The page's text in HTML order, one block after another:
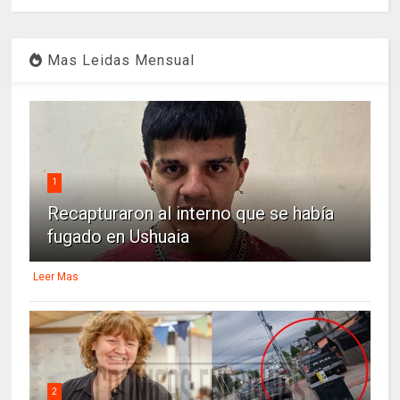
Mas Leidas Mensual
1
Recapturaron al interno que se había
fugado en Ushuaia
Leer Mas
2